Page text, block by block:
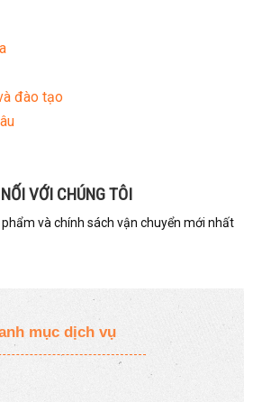
đào tạo
VỚI CHÚNG TÔI
và chính sách vận chuyển mới nhất
mục dịch vụ